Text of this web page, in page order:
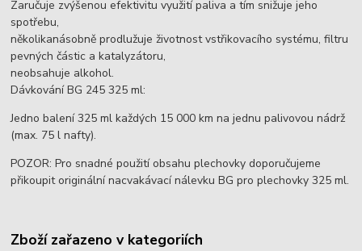
Zaručuje zvýšenou efektivitu využití paliva a tím snižuje jeho
spotřebu,
několikanásobně prodlužuje životnost vstřikovacího systému, filtru
pevných částic a katalyzátoru,
neobsahuje alkohol.
Dávkování BG 245 325 ml:
Jedno balení 325 ml každých 15 000 km na jednu palivovou nádrž
(max. 75 l nafty).
POZOR: Pro snadné použití obsahu plechovky doporučujeme
přikoupit originální nacvakávací nálevku BG pro plechovky 325 ml.
Zboží zařazeno v kategoriích